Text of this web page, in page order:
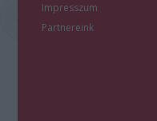
Impresszum
Partnereink